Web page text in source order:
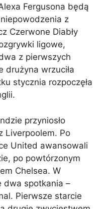
Fergusona będą
z
Czerwone Diabły
ligowe,
z pierwszych
drużyna wrzuciła
stycznia rozpoczęła
przyniosło
Liverpoolem. Po
United awansowali
po powtórzonym
Chelsea. W
dwa spotkania –
Pierwsze starcie